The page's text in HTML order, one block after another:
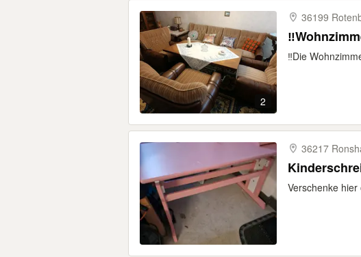
2
36199
‼️Die
36217
Verschenke